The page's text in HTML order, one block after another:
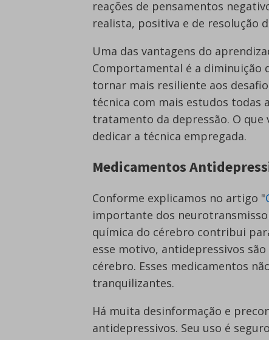
reações de pensamentos
realista, positiva e de resolução
Uma das vantagens do
Comportamental é a diminuição
tornar mais resiliente aos
técnica com mais estudos todas
tratamento da depressão. O que
dedicar a técnica empregada.
Medicamentos
Conforme explicamos no artigo "
importante dos
química do cérebro contribui
esse motivo, antidepressivos
cérebro. Esses medicamentos
tranquilizantes.
Há muita desinformação e
antidepressivos. Seu uso é